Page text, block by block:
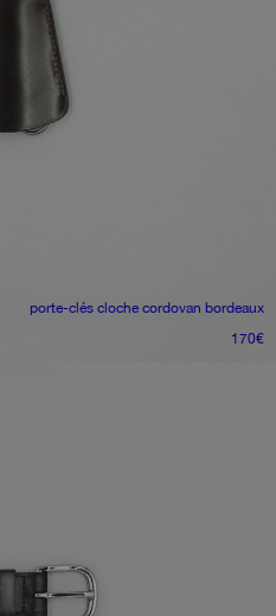
porte-clés cloche cordovan bordeaux
170€